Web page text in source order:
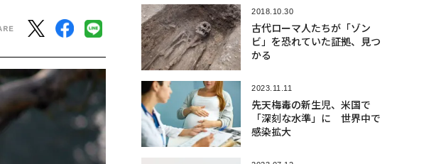
2018.10.30
古代ローマ人たちが「ゾン
ビ」を恐れていた証拠、見つ
かる
2023.11.11
先天梅毒の新生児、米国で
「深刻な水準」に 世界中で
感染拡大